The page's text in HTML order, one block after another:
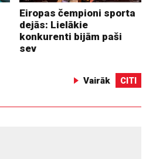
Eiropas čempioni sporta
dejās: Lielākie
konkurenti bijām paši
sev
Vairāk CITI